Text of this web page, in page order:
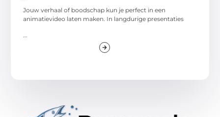
Jouw verhaal of boodschap kun je perfect in een
animatievideo laten maken. In langdurige presentaties